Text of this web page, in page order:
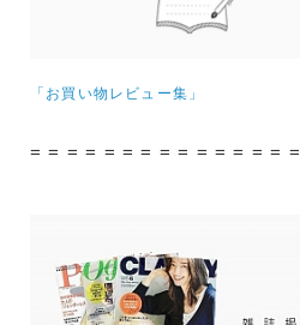
「お買い物レビュー集」
= = = = = = = = = = = = = = =